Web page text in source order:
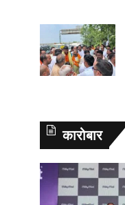
कारोबार